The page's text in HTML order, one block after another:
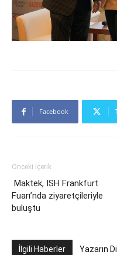
Facebook
Önceki İçerik
Maktek, ISH Frankfurt
Fuarı’nda ziyaretçileriyle
buluştu
İlgili Haberler Yazarın